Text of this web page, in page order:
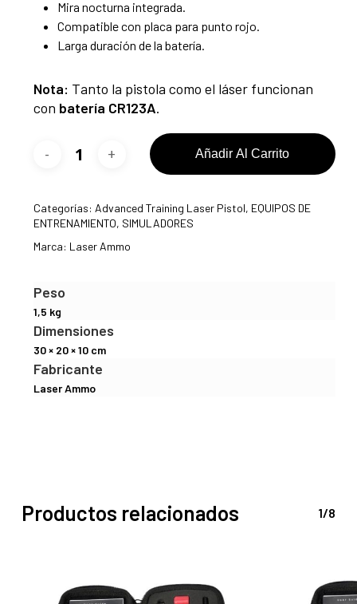
Mira nocturna integrada.
Compatible con placa para punto rojo.
Larga duración de la batería.
Nota: Tanto la pistola como el láser funcionan
con batería CR123A.
Añadir Al Carrito
Categorías: Advanced Training Laser Pistol, EQUIPOS DE
ENTRENAMIENTO, SIMULADORES
Marca: Laser Ammo
Peso
1,5 kg
Dimensiones
30 × 20 × 10 cm
Fabricante
Laser Ammo
Productos relacionados 1/8